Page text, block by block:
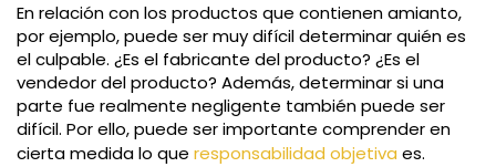
En relación con los productos que contienen amianto,
por ejemplo, puede ser muy difícil determinar quién es
el culpable. ¿Es el fabricante del producto? ¿Es el
vendedor del producto? Además, determinar si una
parte fue realmente negligente también puede ser
difícil. Por ello, puede ser importante comprender en
cierta medida lo que responsabilidad objetiva es.